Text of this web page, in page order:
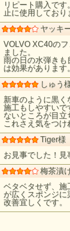
リピート購入で
止に使用しており
ヤッキ
VOLVO XC40の
ました。
雨の日の水弾きも
は効果があります
しゅう
新車のように黒く
施工もしやすいで
ないところが目立
これさえ気をつけ
Tiger様
お見事でした！
梅茶漬
ベタベタせず、施
が広くスポンジに
改善宜しくです。